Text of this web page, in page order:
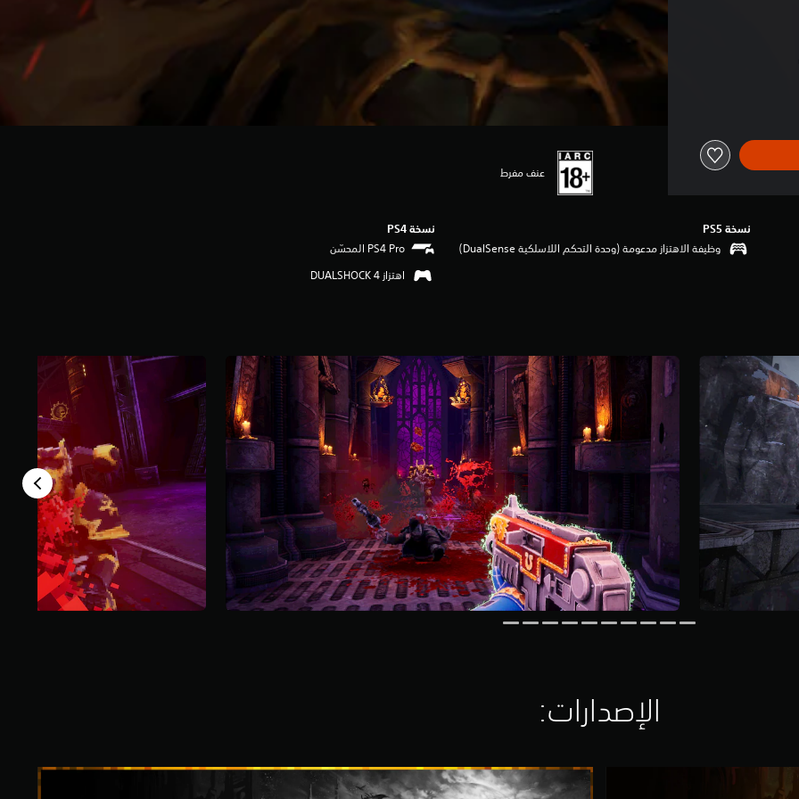
عنف مفرط
نسخة PS5‏
وظيفة الاهتزاز مدعومة (وحدة التحكم اللاسلكية DualSense‏)
نسخة PS4‏
اهتزاز DUALSHOCK 4‏
الإصدارات:‏
F